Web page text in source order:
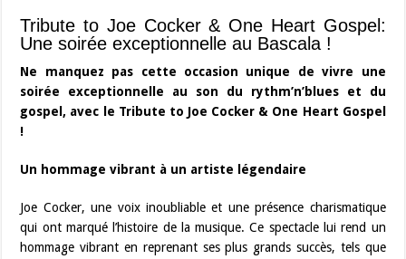
Tribute to Joe Cocker & One Heart Gospel:
Une soirée exceptionnelle au Bascala !
Ne manquez pas cette occasion unique de vivre une
soirée exceptionnelle au son du rythm’n’blues et du
gospel, avec le Tribute to Joe Cocker & One Heart Gospel
!
Un hommage vibrant à un artiste légendaire
Joe Cocker, une voix inoubliable et une présence charismatique
qui ont marqué l’histoire de la musique. Ce spectacle lui rend un
hommage vibrant en reprenant ses plus grands succès, tels que